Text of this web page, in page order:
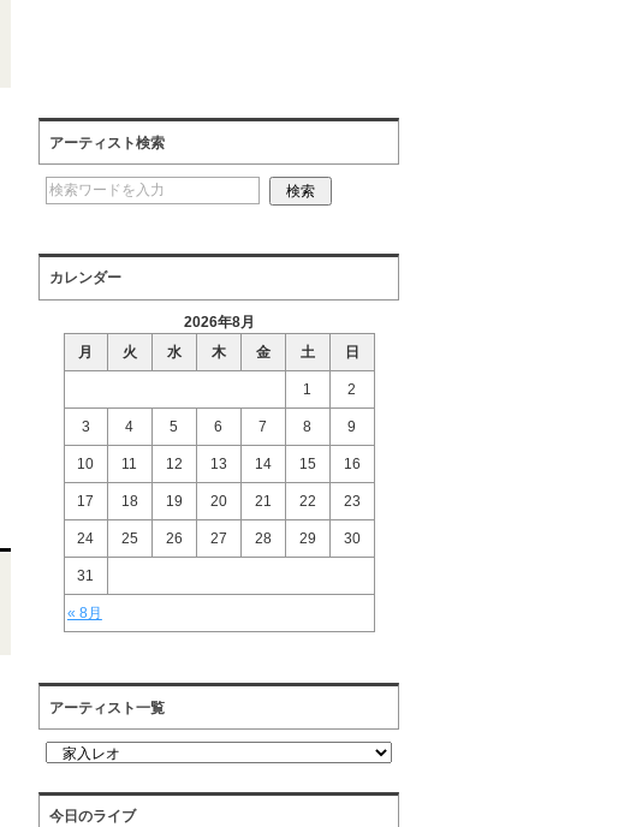
アーティスト検索
カレンダー
2026年8月
月
火 水 木 金 土 日
« 8月
1 2
3 4 5 6 7 8 9
10 11 12 13 14 15 16
17 18 19 20 21 22 23
24 25 26 27 28 29 30
31
アーティスト一覧
テ
ィ
今日のライブ